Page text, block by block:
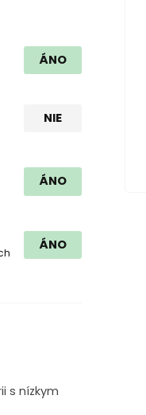
ÁNO
NIE
ÁNO
ÁNO
s nízkym